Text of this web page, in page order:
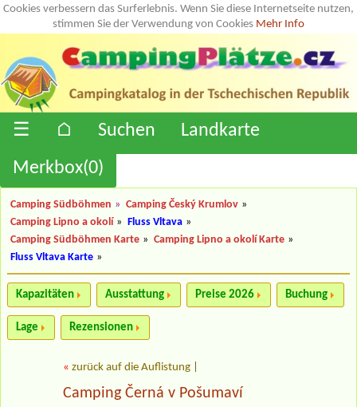
Cookies verbessern das Surferlebnis. Wenn Sie diese Internetseite nutzen,
stimmen Sie der Verwendung von Cookies Mehr Info
☰ ⌂ Suchen
Landkarte
Merkbox(0)
Camping Südböhmen » Camping Český Krumlov »
Camping Lipno a okolí » Fluss Vltava »
Camping Südböhmen Karte » Camping Lipno a okolí Karte »
Fluss Vltava Karte »
Kapazitäten Ausstattung Preise 2026 Buchung
Lage Rezensionen
« zurück auf die Auflistung
Camping Černá v Pošumaví